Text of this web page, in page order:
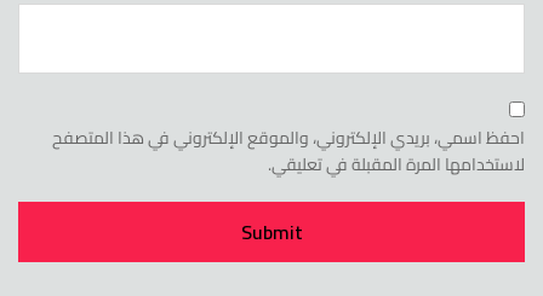
احفظ اسمي، بريدي الإلكتروني، والموقع الإلكتروني في هذا المتصفح
لاستخدامها المرة المقبلة في تعليقي.